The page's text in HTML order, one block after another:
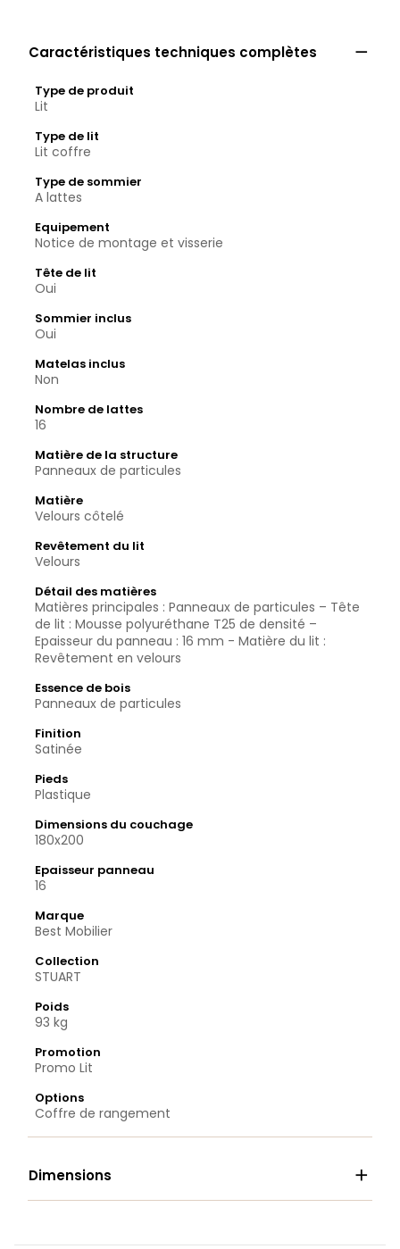
Caractéristiques techniques complètes 
Type de produit
Lit
Type de lit
Lit coffre
Type de sommier
A lattes
Equipement
Notice de montage et visserie
Tête de lit
Oui
Sommier inclus
Oui
Matelas inclus
Non
Nombre de lattes
16
Matière de la structure
Panneaux de particules
Matière
Velours côtelé
Revêtement du lit
Velours
Détail des matières
Matières principales : Panneaux de particules – Tête
de lit : Mousse polyuréthane T25 de densité –
Epaisseur du panneau : 16 mm - Matière du lit :
Revêtement en velours
Essence de bois
Panneaux de particules
Finition
Satinée
Pieds
Plastique
Dimensions du couchage
180x200
Epaisseur panneau
16
Marque
Best Mobilier
Collection
STUART
Poids
93 kg
Promotion
Promo Lit
Options
Coffre de rangement
Dimensions 